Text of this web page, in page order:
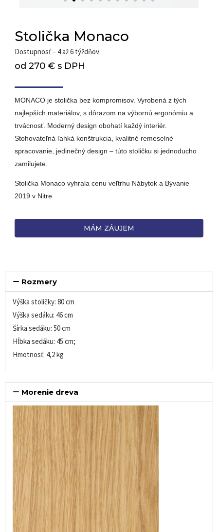
Stolička Monaco
Dostupnosť – 4 až 6 týždňov
od 270 € s DPH
MONACO je stolička bez kompromisov. Vyrobená z tých
najlepších materiálov, s dôrazom na výbornú ergonómiu a
trvácnosť. Moderný design obohatí každý interiér.
Stohovateľná ľahká konštrukcia, kvalitné remeselné
spracovanie, jedinečný design – túto stoličku si jednoducho
zamilujete.
Stolička Monaco vyhrala cenu veľtrhu Nábytok a Bývanie
2019 v Nitre
MÁM ZÁUJEM
Rozmery
Výška stoličky: 80 cm
Výška sedáku: 46 cm
Šírka sedáku: 50 cm
Hĺbka sedáku: 45 cm;
Hmotnosť: 4,2 kg
Morenie dreva